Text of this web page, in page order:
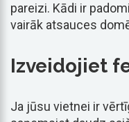
pareizi. Kādi ir
vairāk atsauces
Izveidojiet
Ja jūsu vietnei ir